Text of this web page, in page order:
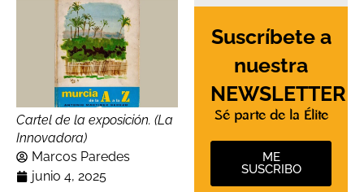
Cartel de la exposición. (La
Innovadora)
Marcos Paredes
junio 4, 2025
Suscríbete a
nuestra
NEWSLETTER
Sé parte de la Élite
ME
SUSCRIBO